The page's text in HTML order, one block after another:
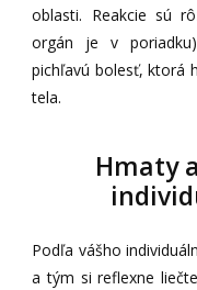
oblasti. Reakcie sú
orgán je v
pichľavú bolesť, ktorá
tela.
Hmaty
Podľa vášho
a tým si reflexne